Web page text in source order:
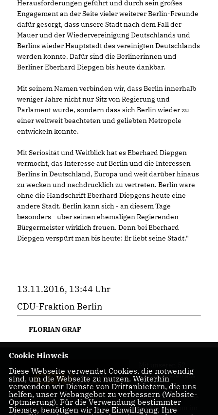
Herausforderungen geführt und durch sein großes
Engagement an der Seite vieler weiterer Berlin-Freunde
dafür gesorgt, dass unsere Stadt nach dem Fall der
Mauer und der Wiedervereinigung Deutschlands und
Berlins wieder Hauptstadt des vereinigten Deutschlands
werden konnte. Dafür sind die Berlinerinnen und
Berliner Eberhard Diepgen bis heute dankbar.
Mit seinem Namen verbinden wir, dass Berlin innerhalb
weniger Jahre nicht nur Sitz von Regierung und
Parlament wurde, sondern dass sich Berlin wieder zu
einer weltweit beachteten und geliebten Metropole
entwickeln konnte.
Mit Seriosität und Weitblick hat es Eberhard Diepgen
vermocht, das Interesse auf Berlin und die Interessen
Berlins in Deutschland, Europa und weit darüber hinaus
zu wecken und nachdrücklich zu vertreten. Berlin wäre
ohne die Handschrift Eberhard Diepgens heute eine
andere Stadt. Berlin kann sich - an diesem Tage
besonders - über seinen ehemaligen Regierenden
Bürgermeister wirklich freuen. Denn bei Eberhard
Diepgen verspürt man bis heute: Er liebt seine Stadt."
13.11.2016, 13:44 Uhr
CDU-Fraktion Berlin
FLORIAN GRAF
Abgeordneten aus
allen Bezirken
Berlins sind wir die
größte Fraktion im
Cookie Hinweis
Diese Webseite verwendet Cookies, die notwendig
sind, um die Webseite zu nutzen. Weiterhin
verwenden wir Dienste von Drittanbietern, die uns
helfen, unser Webangebot zu verbessern (Website-
Optmierung). Für die Verwendung bestimmter
Dienste, benötigen wir Ihre Einwilligung. Ihre